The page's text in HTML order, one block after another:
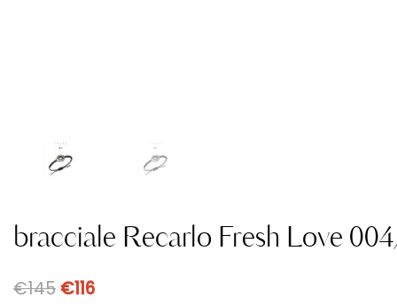
bracciale Recarlo Fresh Love
€145 €116